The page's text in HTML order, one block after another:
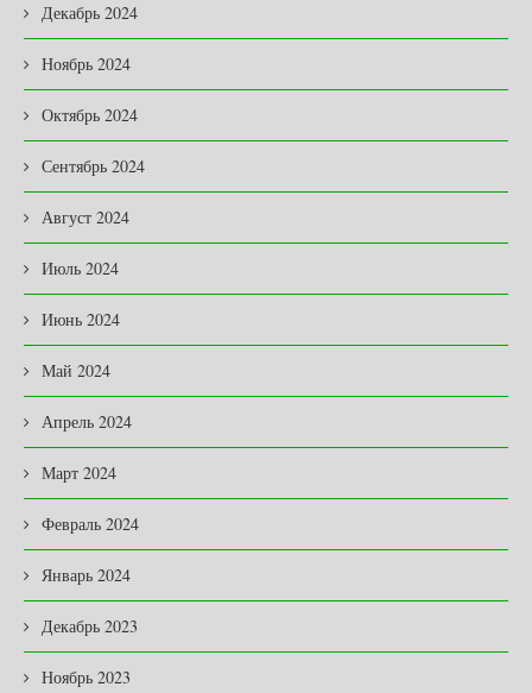
Декабрь 2024
Ноябрь 2024
Октябрь 2024
Сентябрь 2024
Август 2024
Июль 2024
Июнь 2024
Май 2024
Апрель 2024
Март 2024
Февраль 2024
Январь 2024
Декабрь 2023
Ноябрь 2023